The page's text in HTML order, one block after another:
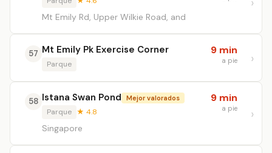
Mt Emily Rd, Upper Wilkie Road, and
57 Mt Emily Pk Exercise Corner
Parque
9 min
a pie
58 Istana Swan Pond Mejor valorados
Parque ★ 4.8
Singapore
9 min
a pie